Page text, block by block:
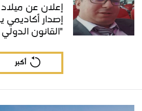
إعلان عن
إصدار
"القانون
أكبر